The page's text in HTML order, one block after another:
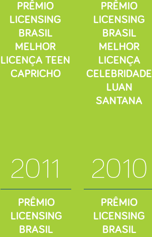
PRÊMIO
LICENSING
BRASIL
MELHOR
LICENÇA TEEN
CAPRICHO
PRÊMIO
LICENSING
BRASIL
MELHOR
LICENÇA
CELEBRIDADE
LUAN
SANTANA
2011
PRÊMIO
LICENSING
BRASIL
2010
PRÊMIO
LICENSING
BRASIL